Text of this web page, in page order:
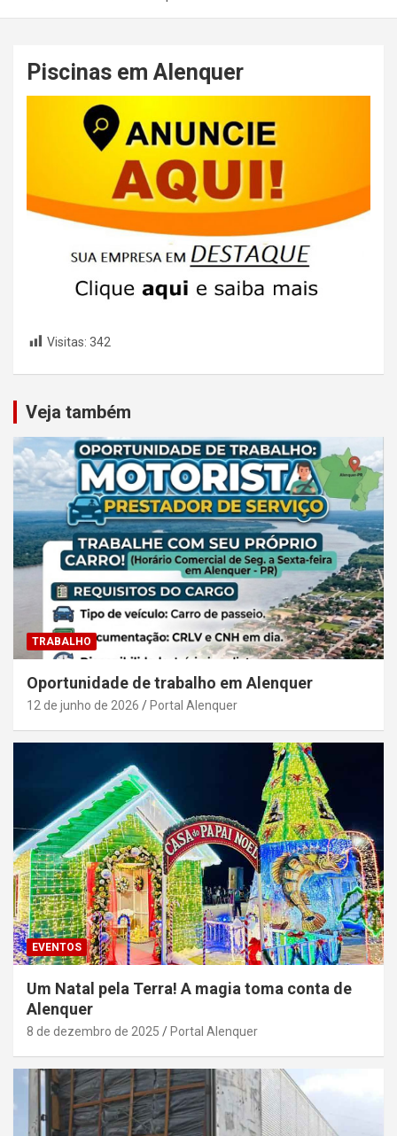
Piscinas em Alenquer
Visitas: 342
Veja também
TRABALHO
Oportunidade de trabalho em Alenquer
12 de junho de 2026 Portal Alenquer
EVENTOS
Um Natal pela Terra! A magia toma conta de
Alenquer
8 de dezembro de 2025 Portal Alenquer